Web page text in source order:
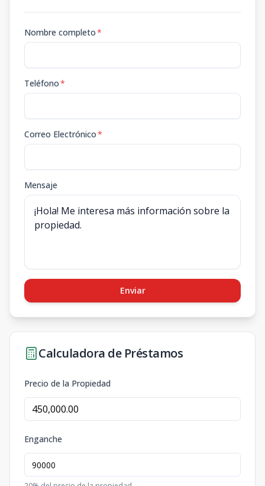
Nombre completo*
Teléfono*
Correo Electrónico*
Mensaje
Enviar
Calculadora de Préstamos
Precio de la Propiedad
Enganche